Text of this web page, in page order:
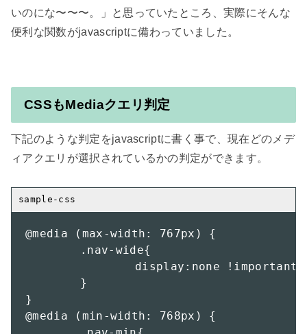
いのにな〜〜〜。」と思っていたところ、実際にそんな
便利な関数がjavascriptに備わっていました。
CSSもMediaクエリ判定
下記のような判定をjavascriptに書く事で、現在どのメデ
ィアクエリが選択されているかの判定ができます。
@media (max-width: 767px) {
}
@media (min-width: 768px) {